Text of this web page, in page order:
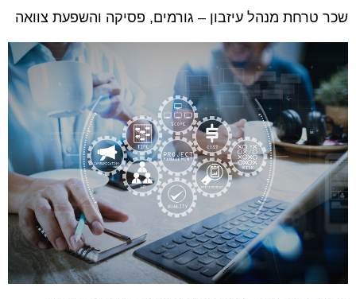
שכר טרחת מנהל עיזבון – גורמים, פסיקה והשפעת צוואה